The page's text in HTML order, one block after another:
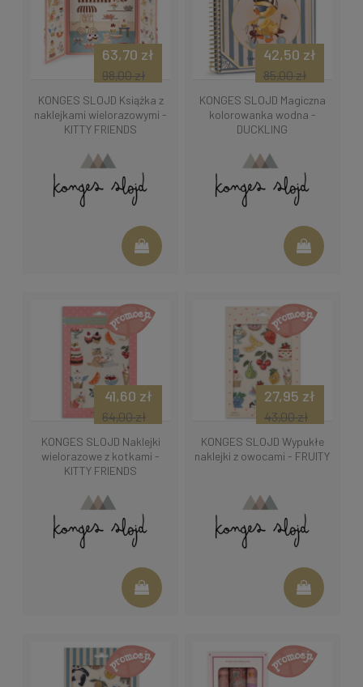
KONGES SLOJD Książka z
naklejkami wielorazowymi -
KITTY FRIENDS
63,70 zł
98,00 zł
KONGES SLOJD Magiczna
kolorowanka wodna -
DUCKLING
42,50 zł
85,00 zł
KONGES SLOJD Naklejki
wielorazowe z kotkami -
KITTY FRIENDS
41,60 zł
64,00 zł
KONGES SLOJD Wypukłe
naklejki z owocami - FRUITY
27,95 zł
43,00 zł